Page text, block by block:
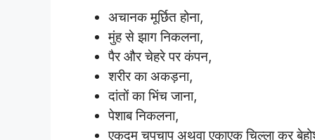
अचानक मूर्छित होना,
मुंह से झाग निकलना,
पैर और चेहरे पर कंपन,
शरीर का अकड़ना,
दांतों का भिंच जाना,
पेशाब निकलना,
एकदम चुपचाप अथवा एकाएक चिल्ला कर